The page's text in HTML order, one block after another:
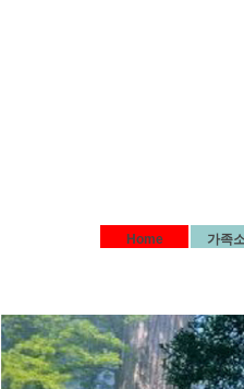
Home 가족